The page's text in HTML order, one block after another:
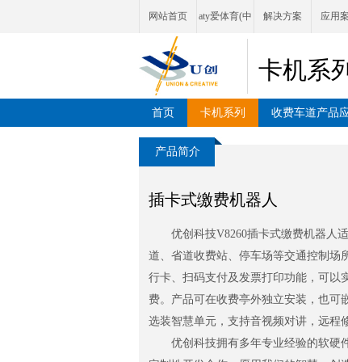
网站首页 aty爱体育(中
网站
解决方案 应用
卡机系列
首页 卡机系列 收费车道产品
产品简介
插卡式缴费机器人
优创科技V8260插卡式缴费机器人
道、省道收费站、停车场等交通控制场
行卡、扫码支付及发票打印功能，可以
费。产品可在收费亭外独立安装，也可
选装智慧单元，支持音视频对讲，远程
优创科技拥有多年专业经验的软硬